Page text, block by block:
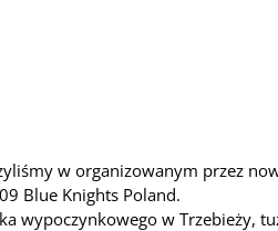
w organizowanym przez
Blue Knights Poland.
wypoczynkowego w Trzebieży,